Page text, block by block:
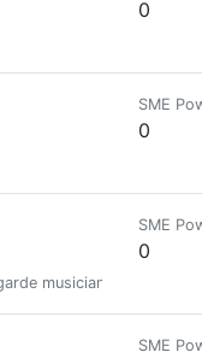
0
SME
0
musician,
SME
0
SME